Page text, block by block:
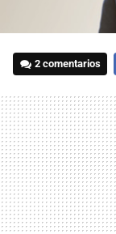
2 comentarios